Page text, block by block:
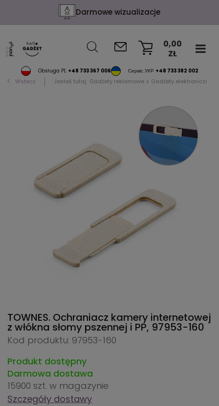
Darmowe wizualizacje
Obsługa PL +48 733 367 006 Сервіс УКР +48 733 382 002
0,00
ZŁ
Wstecz Jesteś tutaj: Gadżety reklamowe Gadżety elektroniczne
TOWNES. Ochraniacz kamery internetowej
z włókna słomy pszennej i PP, 97953-160
Kod produktu: 97953-160
Produkt dostępny
Darmowa dostawa
15900 szt. w magazynie
Szczegóły dostawy